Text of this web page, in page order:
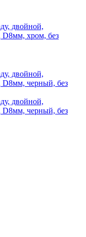
двойной,
D8мм, хром, без
двойной,
D8мм, черный, без
двойной,
D8мм, черный, без